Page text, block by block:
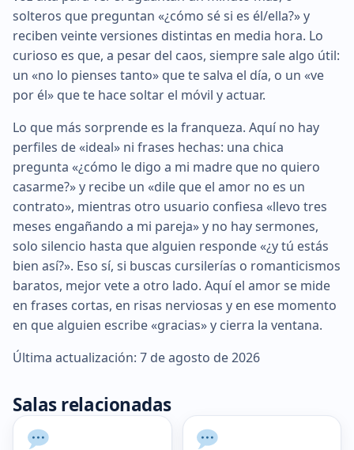
solteros que preguntan «¿cómo sé si es él/ella?» y
reciben veinte versiones distintas en media hora. Lo
curioso es que, a pesar del caos, siempre sale algo útil:
un «no lo pienses tanto» que te salva el día, o un «ve
por él» que te hace soltar el móvil y actuar.
Lo que más sorprende es la franqueza. Aquí no hay
perfiles de «ideal» ni frases hechas: una chica
pregunta «¿cómo le digo a mi madre que no quiero
casarme?» y recibe un «dile que el amor no es un
contrato», mientras otro usuario confiesa «llevo tres
meses engañando a mi pareja» y no hay sermones,
solo silencio hasta que alguien responde «¿y tú estás
bien así?». Eso sí, si buscas cursilerías o romanticismos
baratos, mejor vete a otro lado. Aquí el amor se mide
en frases cortas, en risas nerviosas y en ese momento
en que alguien escribe «gracias» y cierra la ventana.
Última actualización: 7 de agosto de 2026
Salas relacionadas